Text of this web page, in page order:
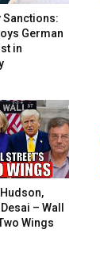
Sanctions:
German
in
– Wall
Wings